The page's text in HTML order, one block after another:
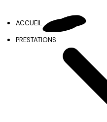
ACCUEIL
PRESTATIONS